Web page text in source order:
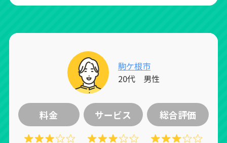
駒ケ根市
20代 男性
料金 サービス 総合評価